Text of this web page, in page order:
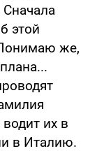
этой
же,
их в
в Италию.